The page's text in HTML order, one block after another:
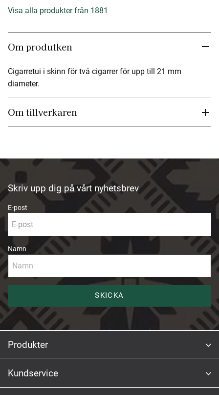
Visa alla produkter från 1881
Om produtken
Cigarretui i skinn för två cigarrer för upp till 21 mm
diameter.
Om tillverkaren
Skriv upp dig på vårt nyhetsbrev
E-post
Namn
SKICKA
Produkter
Kundservice